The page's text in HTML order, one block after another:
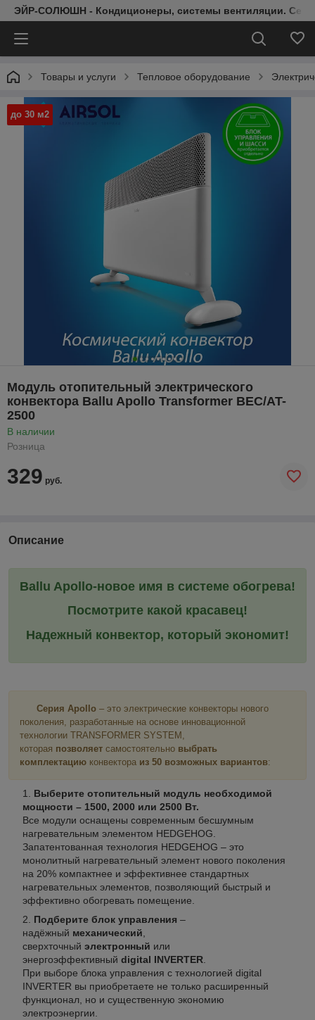
ЭЙР-СОЛЮШН - Кондиционеры, системы вентиляции.
Товары и услуги Тепловое оборудование
до 30 м2
Модуль отопительный электрического
конвектора Ballu Apollo Transformer BEC/AT-
2500
В наличии
Розница
329 руб.
Описание
Ballu Apollo-новое имя в системе обогрева!
Посмотрите какой красавец!
Надежный конвектор, который экономит!
Серия Apollo – это электрические конвекторы нового
поколения, разработанные на основе инновационной
технологии TRANSFORMER SYSTEM,
которая позволяет самостоятельно выбрать
комплектацию конвектора из 50 возможных вариантов:
Выберите отопительный модуль необходимой
мощности – 1500, 2000 или 2500 Вт.
Все модули оснащены современным бесшумным
нагревательным элементом HEDGEHOG.
Запатентованная технология HEDGEHOG – это
монолитный нагревательный элемент нового поколения
на 20% компактнее и эффективнее стандартных
нагревательных элементов, позволяющий быстрый и
эффективно обогревать помещение.
Подберите блок управления –
надёжный механический,
сверхточный электронный или
энергоэффективный digital INVERTER.
При выборе блока управления с технологией digital
INVERTER вы приобретаете не только расширенный
функционал, но и существенную экономию
электроэнергии.